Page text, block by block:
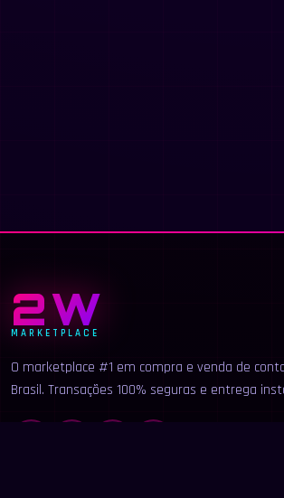
2W
MARKETPLACE
O marketplace #1 em compra e venda de
Brasil. Transações 100% seguras e entrega